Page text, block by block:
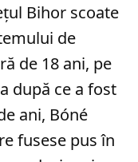
Bihor scoate
de
de 18 ani, pe
după ce a fost
ani, Bóné
fusese pus în